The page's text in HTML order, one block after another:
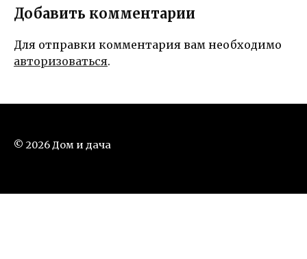
Добавить комментарии
Для отправки комментария вам необходимо
авторизоваться.
© 2026 Дом и дача